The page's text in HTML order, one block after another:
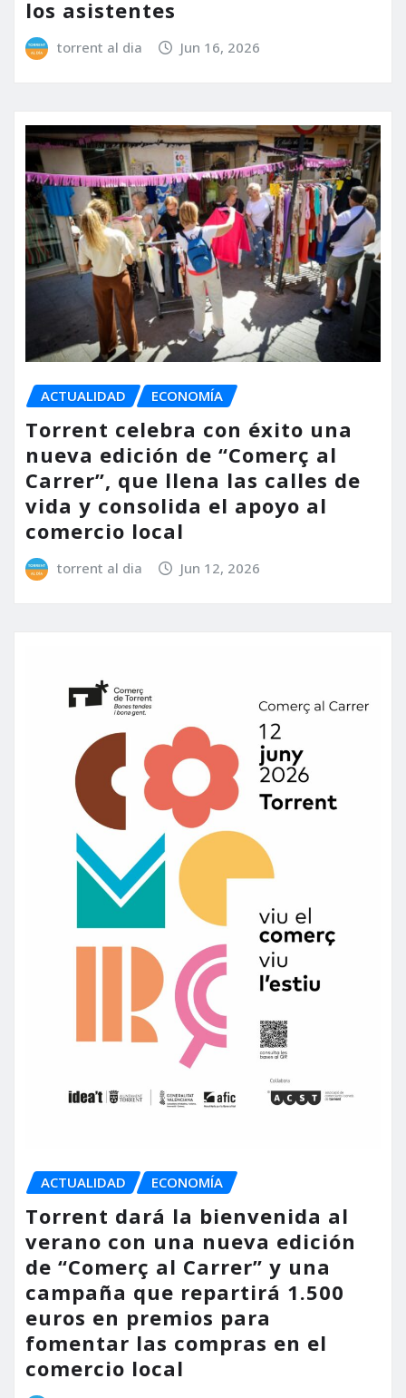
los asistentes
torrent al dia Jun 16, 2026
ACTUALIDAD ECONOMÍA
Torrent celebra con éxito una
nueva edición de “Comerç al
Carrer”, que llena las calles de
vida y consolida el apoyo al
comercio local
torrent al dia Jun 12, 2026
ACTUALIDAD ECONOMÍA
Torrent dará la bienvenida al
verano con una nueva edición
de “Comerç al Carrer” y una
campaña que repartirá 1.500
euros en premios para
fomentar las compras en el
comercio local